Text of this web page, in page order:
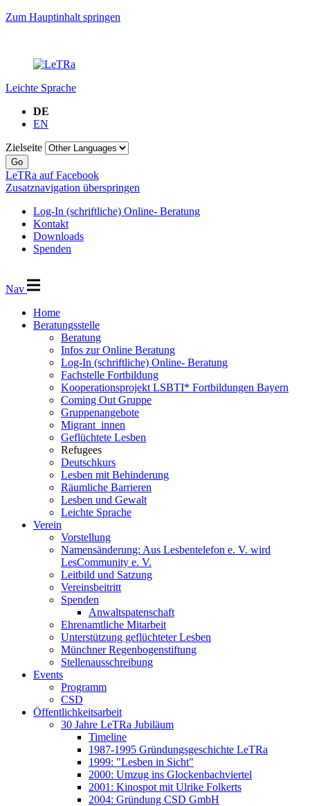
Zum Hauptinhalt springen
Leichte Sprache
DE
EN
Zielseite
Go
LeTRa auf Facebook
Zusatznavigation überspringen
Log-In (schriftliche) Online- Beratung
Kontakt
Downloads
Spenden
Nav
Home
Beratungsstelle
Beratung
Infos zur Online Beratung
Log-In (schriftliche) Online- Beratung
Fachstelle Fortbildung
Kooperationsprojekt LSBTI* Fortbildungen Bayern
Coming Out Gruppe
Gruppenangebote
Migrant_innen
Geflüchtete Lesben
Refugees
Deutschkurs
Lesben mit Behinderung
Räumliche Barrieren
Lesben und Gewalt
Leichte Sprache
Verein
Vorstellung
Namensänderung: Aus Lesbentelefon e. V. wird
LesCommunity e. V.
Leitbild und Satzung
Vereinsbeitritt
Spenden
Anwaltspatenschaft
Ehrenamtliche Mitarbeit
Unterstützung geflüchteter Lesben
Münchner Regenbogenstiftung
Stellenausschreibung
Events
Programm
CSD
Öffentlichkeitsarbeit
30 Jahre LeTRa Jubiläum
Timeline
1987-1995 Gründungsgeschichte LeTRa
1999: "Lesben in Sicht"
2000: Umzug ins Glockenbachviertel
2001: Kinospot mit Ulrike Folkerts
2004: Gründung CSD GmbH